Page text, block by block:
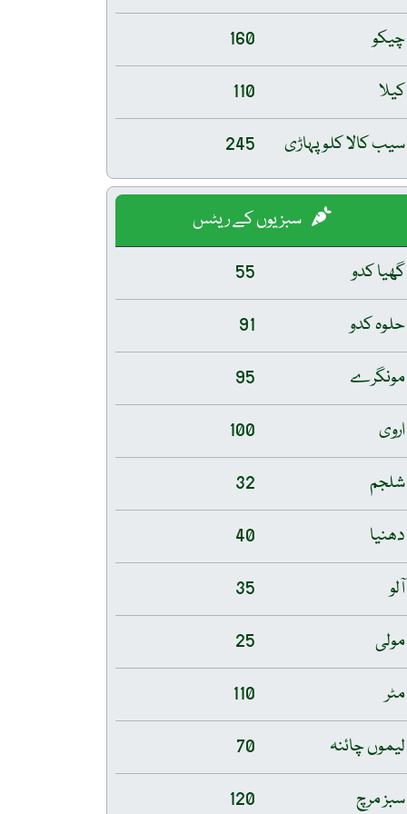
چیکو
160
کیلا
110
سیب کالا کلو پہاڑی
245
سبزیوں کے ریٹس
گھیا کدو
55
حلوہ کدو
91
مونگرے
95
اروی
100
شلجم
32
دھنیا
40
آلو
35
مولی
25
مٹر
110
لیموں چائنہ
70
سبز مرچ
120